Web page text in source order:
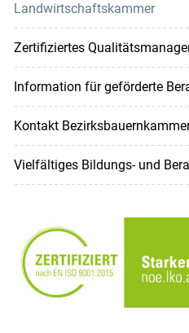
Landwirtschaftskammer
Zertifiziertes
Information für geförderte
Kontakt
Vielfältiges Bildungs- und